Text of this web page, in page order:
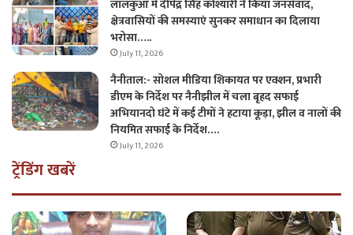
लालकुआँ में दीपेंद्र सिंह कोश्यारी ने किया जनसंवाद,
क्षेत्रवासियों की समस्याएं सुनकर समाधान का दिलाया
भरोसा…..
July 11, 2026
नैनीताल:- सोशल मीडिया शिकायत पर एक्शन, प्रभारी
डीएम के निर्देश पर नैनीझील में चला बृहद सफाई
अभियानदो घंटे में कई टीमों ने हटाया कूड़ा, झील व नालों की
नियमित सफाई के निर्देश….
July 11, 2026
ट्रेंडिंग खबरें